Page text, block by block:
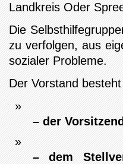
Landkreis Oder
Die
zu verfolgen, aus
sozialer Probleme.
Der Vorstand
– der
– dem